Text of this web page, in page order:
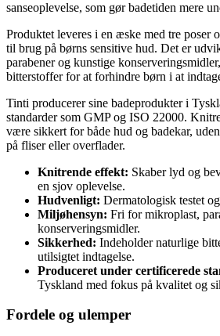
sanseoplevelse, som gør badetiden mere
Produktet leveres i en æske med tre poser
til brug på børns sensitive hud. Det er
parabener og kunstige
bitterstoffer for at forhindre børn i at
Tinti producerer sine badeprodukter i
standarder som GMP og ISO 22000.
være sikkert for både hud og badekar,
på fliser eller overflader.
Knitrende effekt: Skaber lyd og
en sjov oplevelse.
Hudvenligt: Dermatologisk testet
Miljøhensyn: Fri for mikroplast,
konserveringsmidler.
Sikkerhed: Indeholder naturlige
utilsigtet indtagelse.
Produceret under certificerede
Tyskland med fokus på kvalitet og
Fordele og ulemper